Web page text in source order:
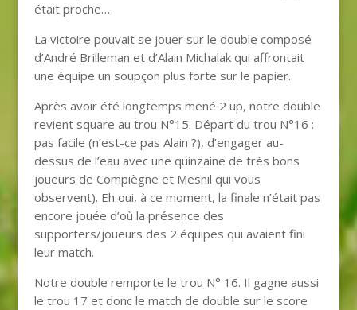
était proche…
La victoire pouvait se jouer sur le double composé
d’André Brilleman et d’Alain Michalak qui affrontait
une équipe un soupçon plus forte sur le papier.
Après avoir été longtemps mené 2 up, notre double
revient square au trou N°15. Départ du trou N°16 :
pas facile (n’est-ce pas Alain ?), d’engager au-
dessus de l’eau avec une quinzaine de très bons
joueurs de Compiègne et Mesnil qui vous
observent). Eh oui, à ce moment, la finale n’était pas
encore jouée d’où la présence des
supporters/joueurs des 2 équipes qui avaient fini
leur match.
Notre double remporte le trou N° 16. Il gagne aussi
le trou 17 et donc le match de double sur le score